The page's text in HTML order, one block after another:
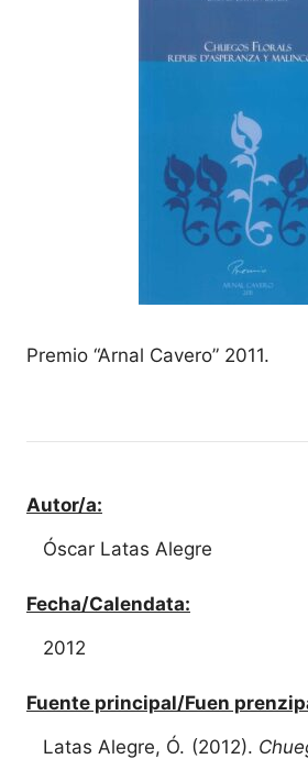
Premio “Arnal Cavero” 2011.
Autor/a:
Óscar Latas Alegre
Fecha/Calendata:
2012
Fuente principal/Fuen
Latas Alegre, Ó. (2012).